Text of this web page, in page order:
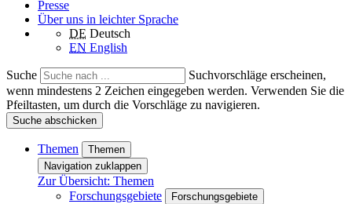
Presse
Über uns in leichter Sprache
DE Deutsch
EN English
Suche
Suchvorschläge erscheinen,
wenn mindestens 2 Zeichen eingegeben werden. Verwenden Sie die
Pfeiltasten, um durch die Vorschläge zu navigieren.
Suche abschicken
Themen
Themen
Navigation zuklappen
Zur Übersicht: Themen
Forschungsgebiete
Forschungsgebiete